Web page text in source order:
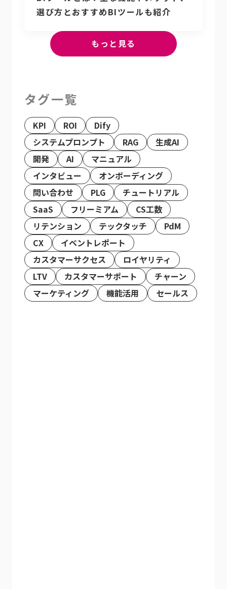
選び方とおすすめBIツールも紹介
もっと見る
タグ一覧
KPI ROI
Dify
システムプロンプト
RAG
生成AI
開発
AI
マニュアル
インタビュー
オンボーディング
問い合わせ
PLG
チュートリアル
SaaS
フリーミアム
CS工数
リテンション
テックタッチ
PdM
CX
イベントレポート
カスタマーサクセス
ロイヤリティ
LTV
カスタマーサポート
チャーン
マーケティング
機能活用 セールス